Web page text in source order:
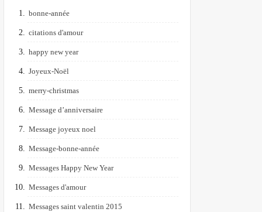
bonne-année
citations d'amour
happy new year
Joyeux-Noël
merry-christmas
Message d’anniversaire
Message joyeux noel
Message-bonne-année
Messages Happy New Year
Messages d'amour
Messages saint valentin 2015